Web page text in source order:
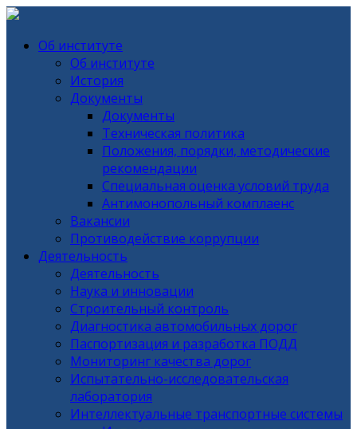
Об институте
Об институте
История
Документы
Документы
Техническая политика
Положения, порядки, методические
рекомендации
Специальная оценка условий труда
Антимонопольный комплаенс
Вакансии
Противодействие коррупции
Деятельность
Деятельность
Наука и инновации
Строительный контроль
Диагностика автомобильных дорог
Паспортизация и разработка ПОДД
Мониторинг качества дорог
Испытательно-исследовательская
лаборатория
Интеллектуальные транспортные системы